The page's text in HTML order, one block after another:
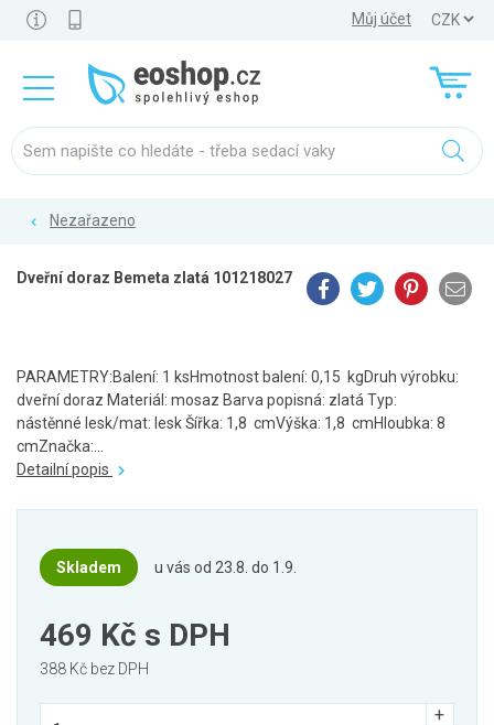
Můj účet
Nezařazeno
Dveřní doraz Bemeta zlatá 101218027
PARAMETRY:Balení: 1 ksHmotnost balení: 0,15 kgDruh výrobku:
dveřní doraz Materiál: mosaz Barva popisná: zlatá Typ:
nástěnné lesk/mat: lesk Šířka: 1,8 cmVýška: 1,8 cmHloubka: 8
cmZnačka:...
Detailní popis
Skladem u vás od 23.8. do 1.9.
469 Kč s DPH
388 Kč bez DPH